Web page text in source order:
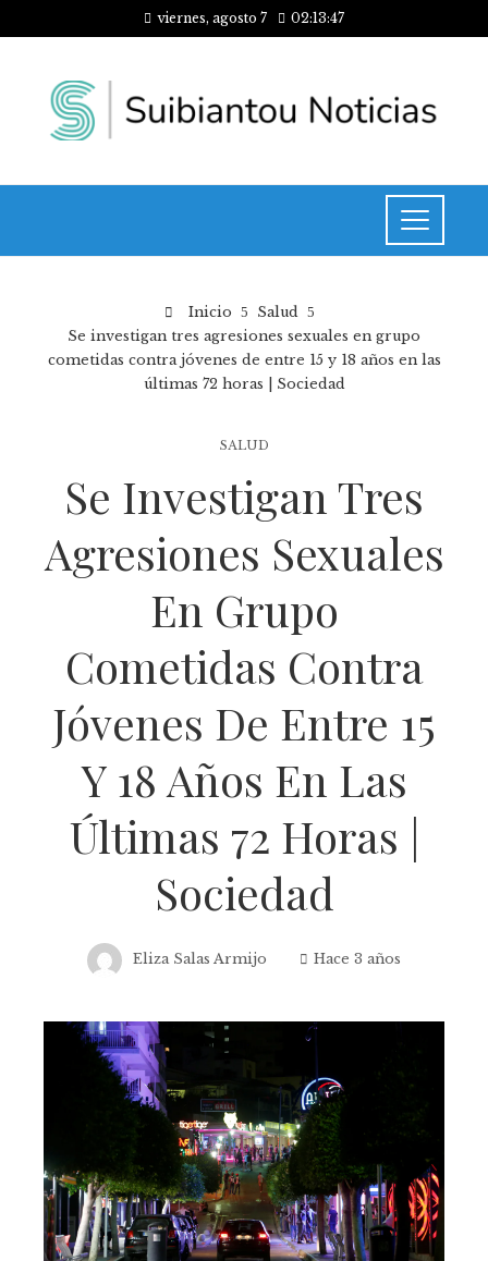
viernes, agosto 7 02:13:48
Inicio
Salud
Se investigan tres agresiones sexuales en grupo
cometidas contra jóvenes de entre 15 y 18 años en las
últimas 72 horas | Sociedad
SALUD
Se Investigan Tres
Agresiones Sexuales
En Grupo
Cometidas Contra
Jóvenes De Entre 15
Y 18 Años En Las
Últimas 72 Horas |
Sociedad
Eliza Salas Armijo Hace 3 años